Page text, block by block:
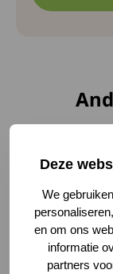
Deze
We
en om ons
informatie
partners